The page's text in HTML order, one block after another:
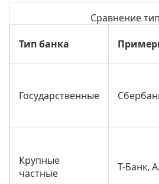
Сравнение
Тип банка
Государственные
Крупные
частные
Т-Банк,